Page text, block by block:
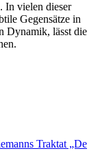
In vielen dieser
Gegensätze in
Dynamik, lässt die
Traktat „De